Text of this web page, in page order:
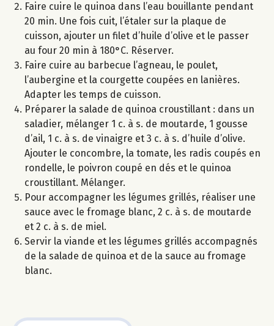
Faire cuire le quinoa dans l’eau bouillante pendant
20 min. Une fois cuit, l’étaler sur la plaque de
cuisson, ajouter un filet d’huile d’olive et le passer
au four 20 min à 180°C. Réserver.
Faire cuire au barbecue l’agneau, le poulet,
l’aubergine et la courgette coupées en lanières.
Adapter les temps de cuisson.
Préparer la salade de quinoa croustillant : dans un
saladier, mélanger 1 c. à s. de moutarde, 1 gousse
d’ail, 1 c. à s. de vinaigre et 3 c. à s. d’huile d’olive.
Ajouter le concombre, la tomate, les radis coupés en
rondelle, le poivron coupé en dés et le quinoa
croustillant. Mélanger.
Pour accompagner les légumes grillés, réaliser une
sauce avec le fromage blanc, 2 c. à s. de moutarde
et 2 c. à s. de miel.
Servir la viande et les légumes grillés accompagnés
de la salade de quinoa et de la sauce au fromage
blanc.